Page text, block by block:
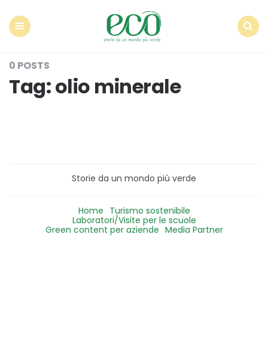
0 POSTS
Tag:olio minerale
Storie da un mondo più verde
Home Turismo sostenibile
Laboratori/Visite per le scuole
Green content per aziende Media Partner